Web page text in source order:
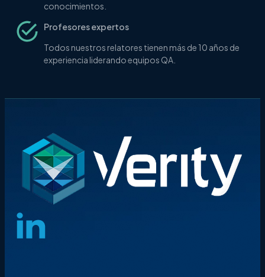
conocimientos.
Profesores expertos
Todos nuestros relatores tienen más de 10 años de
experiencia liderando equipos QA.